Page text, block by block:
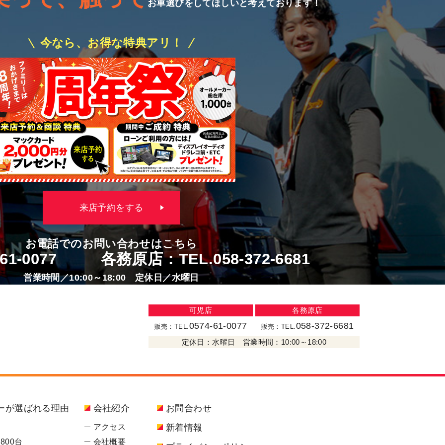
お車選びをしてほしいと考えております！
今なら、お得な特典アリ！
来店予約をする
お電話でのお問い合わせはこちら
0077 各務原店：TEL.058-372-6681
営業時間／10:00～18:00 定休日／水曜日
可児店
販売：TEL.0574-61-0077
各務原店
販売：TEL.058-372-6681
定休日：水曜日 営業時間：10:00～18:00
が選ばれる理由
台
会社紹介
アクセス
会社概要
お問合わせ
新着情報